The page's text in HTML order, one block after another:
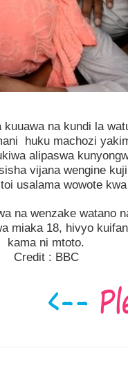
na kundi la
huku machozi
alipaswa
vijana wengine
usalama wowote
na wenzake watano
miaka 18, hivyo
kama ni mtoto.
Credit : BBC